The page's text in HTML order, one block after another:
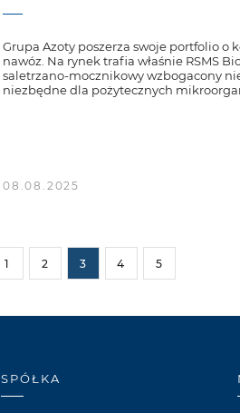
Grupa Azoty poszerza swoje portfolio o
nawóz. Na rynek trafia właśnie RSMS
saletrzano-mocznikowy wzbogacony
niezbędne dla pożytecznych
08.08.2025
1 2 3 4 5
SPÓŁKA